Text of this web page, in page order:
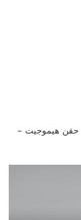
حقن هيموجيت –